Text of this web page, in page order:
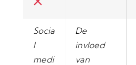
Socia
l
medi
De
invloed
van